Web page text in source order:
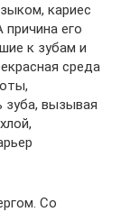
кариес
его
к зубам и
среда
вызывая
Со